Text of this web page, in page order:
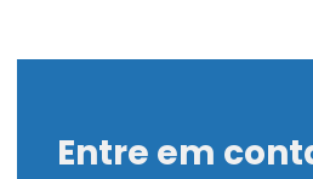
Entre em